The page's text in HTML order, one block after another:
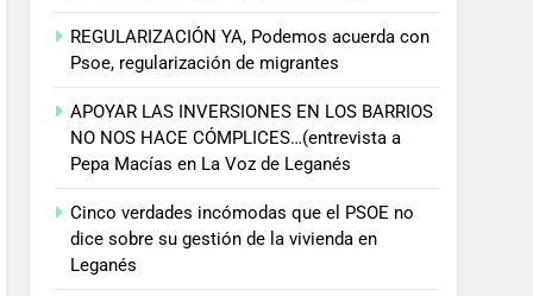
REGULARIZACIÓN YA, Podemos acuerda con
Psoe, regularización de migrantes
APOYAR LAS INVERSIONES EN LOS BARRIOS
NO NOS HACE CÓMPLICES…(entrevista a
Pepa Macías en La Voz de Leganés
Cinco verdades incómodas que el PSOE no
dice sobre su gestión de la vivienda en
Leganés